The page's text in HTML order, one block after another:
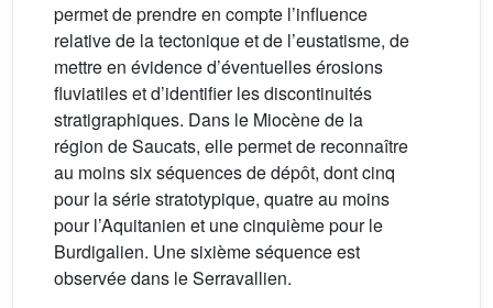
permet de prendre en compte l’influence
relative de la tectonique et de l’eustatisme, de
mettre en évidence d’éventuelles érosions
fluviatiles et d’identifier les discontinuités
stratigraphiques. Dans le Miocène de la
région de Saucats, elle permet de reconnaître
au moins six séquences de dépôt, dont cinq
pour la série stratotypique, quatre au moins
pour l’Aquitanien et une cinquième pour le
Burdigalien. Une sixième séquence est
observée dans le Serravallien.